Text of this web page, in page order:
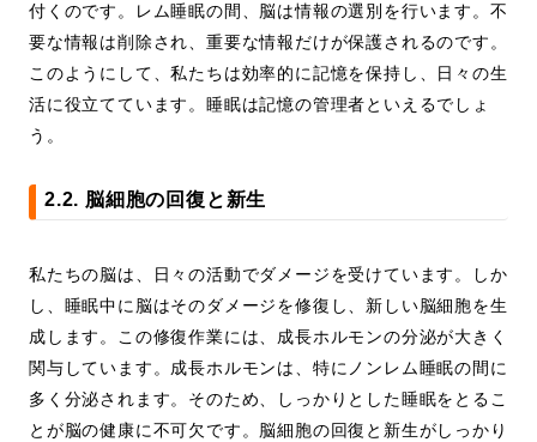
付くのです。レム睡眠の間、脳は情報の選別を行います。不
要な情報は削除され、重要な情報だけが保護されるのです。
このようにして、私たちは効率的に記憶を保持し、日々の生
活に役立てています。睡眠は記憶の管理者といえるでしょ
う。
2.2. 脳細胞の回復と新生
私たちの脳は、日々の活動でダメージを受けています。しか
し、睡眠中に脳はそのダメージを修復し、新しい脳細胞を生
成します。この修復作業には、成長ホルモンの分泌が大きく
関与しています。成長ホルモンは、特にノンレム睡眠の間に
多く分泌されます。そのため、しっかりとした睡眠をとるこ
とが脳の健康に不可欠です。脳細胞の回復と新生がしっかり